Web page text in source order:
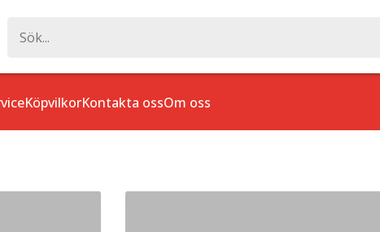
KöpvilkorKontakta ossOm oss